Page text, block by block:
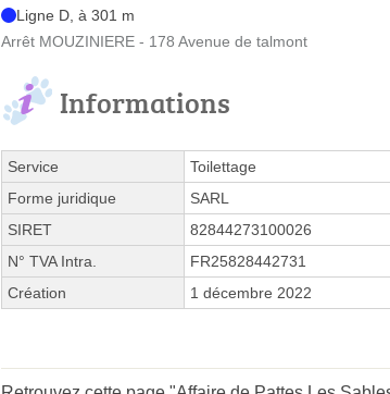
Ligne D, à 301 m
Arrêt MOUZINIERE - 178 Avenue de talmont
Informations
Service
Toilettage
Forme juridique
SARL
SIRET
82844273100026
N° TVA Intra.
FR25828442731
Création
1 décembre 2022